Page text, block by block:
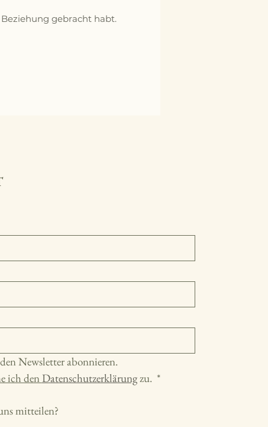
gebracht habt.
Newsletter abonnieren.
ich den Datenschutzerklärung zu. *
mitteilen?